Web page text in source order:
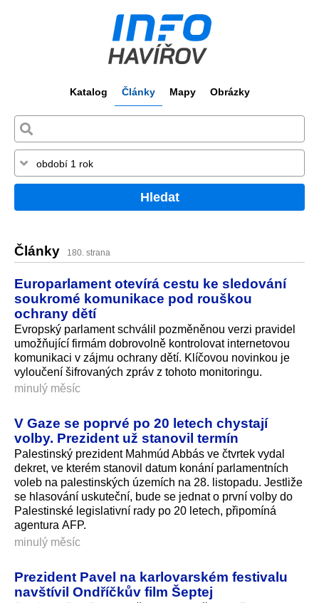
Katalog Články Mapy Obrázky
Hledat
Články 180. strana
Europarlament otevírá cestu ke sledování
soukromé komunikace pod rouškou
ochrany dětí
Evropský parlament schválil pozměněnou verzi pravidel
umožňující firmám dobrovolně kontrolovat internetovou
komunikaci v zájmu ochrany dětí. Klíčovou novinkou je
vyloučení šifrovaných zpráv z tohoto monitoringu.
minulý měsíc
V Gaze se poprvé po 20 letech chystají
volby. Prezident už stanovil termín
Palestinský prezident Mahmúd Abbás ve čtvrtek vydal
dekret, ve kterém stanovil datum konání parlamentních
voleb na palestinských územích na 28. listopadu. Jestliže
se hlasování uskuteční, bude se jednat o první volby do
Palestinské legislativní rady po 20 letech, připomíná
agentura AFP.
minulý měsíc
Prezident Pavel na karlovarském festivalu
navštívil Ondříčkův film Šeptej